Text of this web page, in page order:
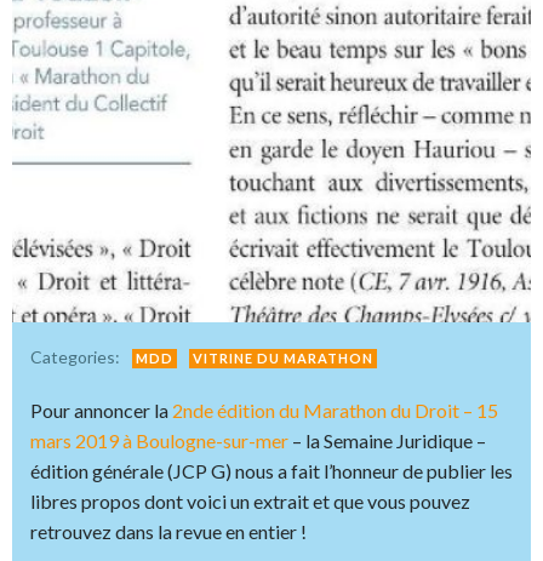
Categories: MDD VITRINE DU MARATHON
Pour annoncer la 2nde édition du Marathon du Droit – 15
mars 2019 à Boulogne-sur-mer – la Semaine Juridique –
édition générale (JCP G) nous a fait l’honneur de publier les
libres propos dont voici un extrait et que vous pouvez
retrouvez dans la revue en entier !